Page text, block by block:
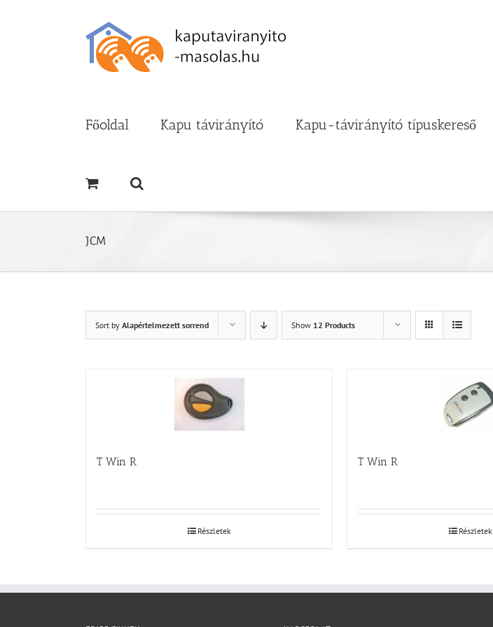
Főoldal Kapu távirányító Kapu-távirányító típuskereső
JCM
Sort by Alapértelmezett sorrend Show 12 Products
T Win R
Részletek
T Win R
Részletek